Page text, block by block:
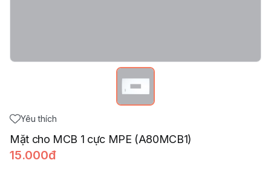
Yêu thích
Mặt cho MCB 1 cực MPE (A80MCB1)
15.000đ